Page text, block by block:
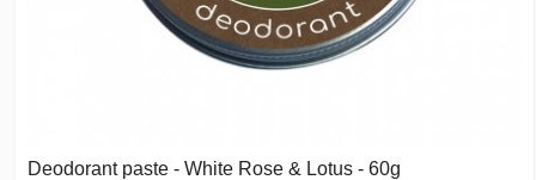
Deodorant paste - White Rose & Lotus - 60g